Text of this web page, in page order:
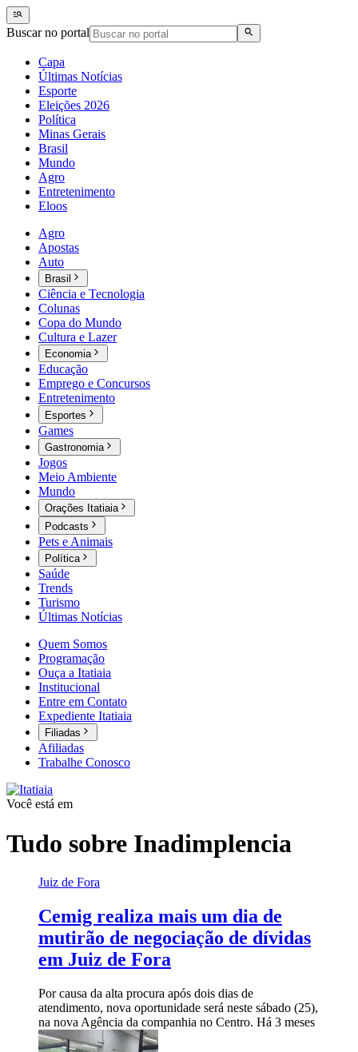
Buscar no portal
Capa
Últimas Notícias
Esporte
Eleições 2026
Política
Minas Gerais
Brasil
Mundo
Agro
Entretenimento
Eloos
Agro
Apostas
Auto
Brasil
Ciência e Tecnologia
Colunas
Copa do Mundo
Cultura e Lazer
Economia
Educação
Emprego e Concursos
Entretenimento
Esportes
Games
Gastronomia
Jogos
Meio Ambiente
Mundo
Orações Itatiaia
Podcasts
Pets e Animais
Política
Saúde
Trends
Turismo
Últimas Notícias
Quem Somos
Programação
Ouça a Itatiaia
Institucional
Entre em Contato
Expediente Itatiaia
Filiadas
Afiliadas
Trabalhe Conosco
Você está em
Tudo sobre Inadimplencia
Juiz de Fora
Cemig realiza mais um dia de
mutirão de negociação de dívidas
em Juiz de Fora
Por causa da alta procura após dois dias de
atendimento, nova oportunidade será neste sábado (25),
na nova Agência da companhia no Centro. Há 3 meses